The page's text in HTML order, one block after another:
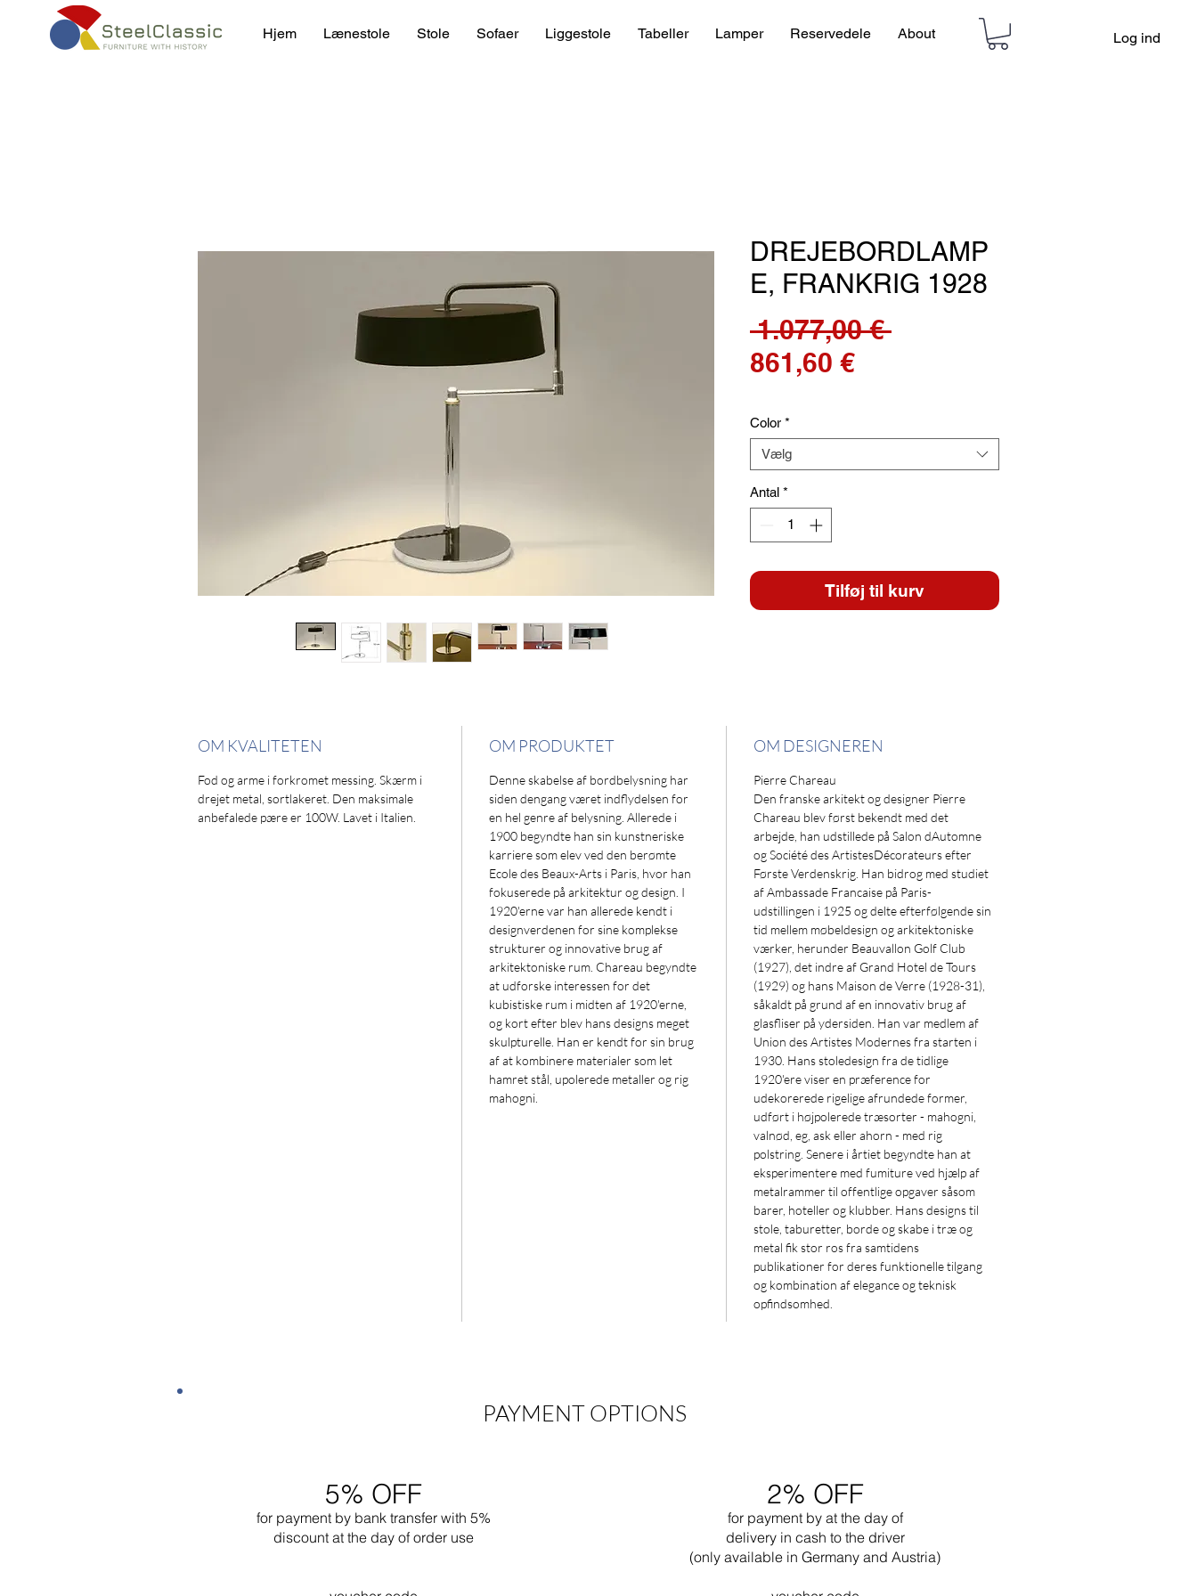
Hjem Lænestole Stole Sofaer Liggestole Tabeller Lamper Reservedele About Log ind
DREJEBORDLAMP
E, FRANKRIG 1928
1.077,00 € Regulær
861,60 €Salgspris
Color *
Vælg
Antal *
Tilføj til kurv
OM KVALITETEN
Fod og arme i forkromet messing. Skærm i
drejet metal, sortlakeret. Den maksimale
anbefalede pære er 100W. Lavet i Italien.
OM PRODUKTET
Denne skabelse af bordbelysning har
siden dengang været indflydelsen for
en hel genre af belysning. Allerede i
1900 begyndte han sin kunstneriske
karriere som elev ved den berømte
Ecole des Beaux-Arts i Paris, hvor han
fokuserede på arkitektur og design. I
1920'erne var han allerede kendt i
designverdenen for sine komplekse
strukturer og innovative brug af
arkitektoniske rum. Chareau begyndte
at udforske interessen for det
kubistiske rum i midten af 1920'erne,
og kort efter blev hans designs meget
skulpturelle. Han er kendt for sin brug
af at kombinere materialer som let
hamret stål, upolerede metaller og rig
mahogni.
OM DESIGNEREN
Pierre Chareau
Den franske arkitekt og designer Pierre
Chareau blev først bekendt med det
arbejde, han udstillede på Salon dAutomne
og Société des ArtistesDécorateurs efter
Første Verdenskrig. Han bidrog med studiet
af Ambassade Francaise på Paris-
udstillingen i 1925 og delte efterfølgende sin
tid mellem møbeldesign og arkitektoniske
værker, herunder Beauvallon Golf Club
(1927), det indre af Grand Hotel de Tours
(1929) og hans Maison de Verre (1928-31),
såkaldt på grund af en innovativ brug af
glasfliser på ydersiden. Han var medlem af
Union des Artistes Modernes fra starten i
1930. Hans stoledesign fra de tidlige
1920'ere viser en præference for
udekorerede rigelige afrundede former,
udført i højpolerede træsorter - mahogni,
valnød, eg, ask eller ahorn - med rig
polstring. Senere i årtiet begyndte han at
eksperimentere med fumiture ved hjælp af
metalrammer til offentlige opgaver såsom
barer, hoteller og klubber. Hans designs til
stole, taburetter, borde og skabe i træ og
metal fik stor ros fra samtidens
publikationer for deres funktionelle tilgang
og kombination af elegance og teknisk
opfindsomhed.
PAYMENT OPTIONS
5% OFF
for payment by bank transfer with 5%
discount at the day of order use
2% OFF
for payment by at the day of
delivery in cash to the driver
(only available in Germany and Austria)